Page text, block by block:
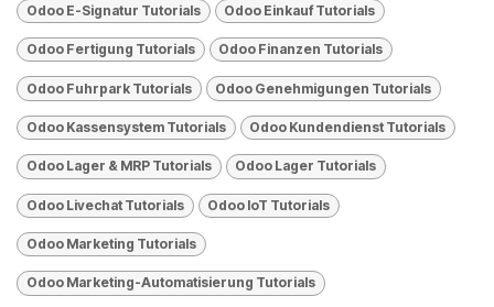
Odoo E-Signatur Tutorials Odoo Einkauf Tutorials
Odoo Fertigung Tutorials Odoo Finanzen Tutorials
Odoo Fuhrpark Tutorials Odoo Genehmigungen Tutorials
Odoo Kassensystem Tutorials Odoo Kundendienst Tutorials
Odoo Lager & MRP Tutorials Odoo Lager Tutorials
Odoo Livechat Tutorials Odoo loT Tutorials
Odoo Marketing Tutorials
Odoo Marketing-Automatisierung Tutorials